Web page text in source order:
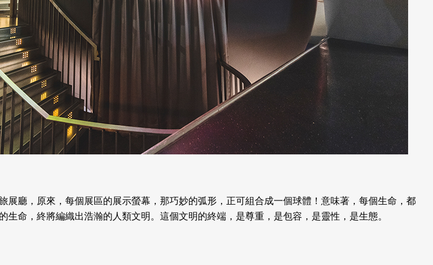
展廳，原來，每個展區的展示螢幕，那巧妙的弧形，正可組合成一個球體！意味著，每個生命，都
生命，終將編織出浩瀚的人類文明。這個文明的終端，是尊重，是包容，是靈性，是生態。